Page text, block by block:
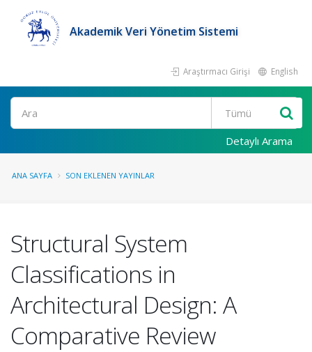
Akademik Veri Yönetim Sistemi
Araştırmacı Girişi English
Ara
Detaylı Arama
ANA SAYFA SON EKLENEN YAYINLAR
Structural System
Classifications in
Architectural Design: A
Comparative Review